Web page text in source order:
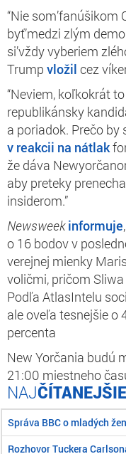
“Nie som’fanúšikom
byť’medzi zlým
si’vždy vyberiem
Trump vložil cez
“Neviem, koľkokrát
republikánsky
a poriadok. Prečo by
v reakcii na nátlak
že dáva
aby preteky
insiderom.”
Newsweek informuje
o 16 bodov v
verejnej mienky
voličmi, pričom
Podľa AtlasIntelu
ale oveľa tesnejšie o
percenta
New Yorčania budú
21:00 miestneho
ČÍTANEJŠIE
Správa BBC o mladých
Rozhovor Tuckera